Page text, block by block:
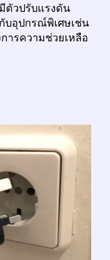
ตัวปรับแรงดัน
บอุปกรณ์พิเศษเช่น
รความช่วยเหลือ